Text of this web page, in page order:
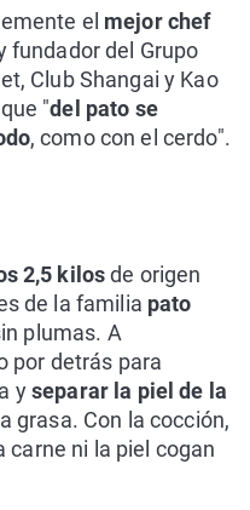
el mejor chef
fundador del Grupo
Club Shangai y Kao
"del pato se
, como con el cerdo".
2,5 kilosde origen
de la familia pato
plumas. A
por detrás para
yseparar la piel de la
grasa. Con la cocción,
carne ni la piel cogan